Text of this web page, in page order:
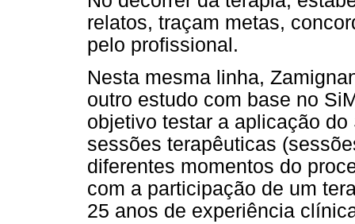
relatos, traçam metas,
pelo profissional.
Nesta mesma linha,
outro estudo com base no
objetivo testar a aplicação
sessões terapêuticas
diferentes momentos do
com a participação de um
25 anos de experiência